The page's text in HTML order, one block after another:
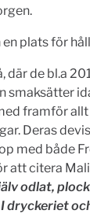
plats för
där de bl.a
smaksätter
framför
Deras
med både
att citera
odlat,
dryckeriet